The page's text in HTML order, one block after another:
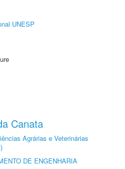
UNESP
Canata
Agrárias e Veterinárias
DE ENGENHARIA